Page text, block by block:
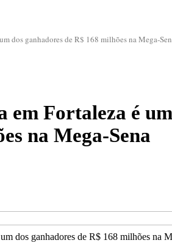
dos ganhadores de R$ 168 milhões na Mega-
em Fortaleza é
na Mega-Sena